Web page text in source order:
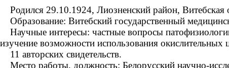
Родился 29.10.1924, Лиозненский район, Витебская
Образование: Витебский государственный
Научные интересы: частные вопросы
изучение возможности использования окислительных
11 авторских свидетельств.
Место работы, должность: Белорусский научно-